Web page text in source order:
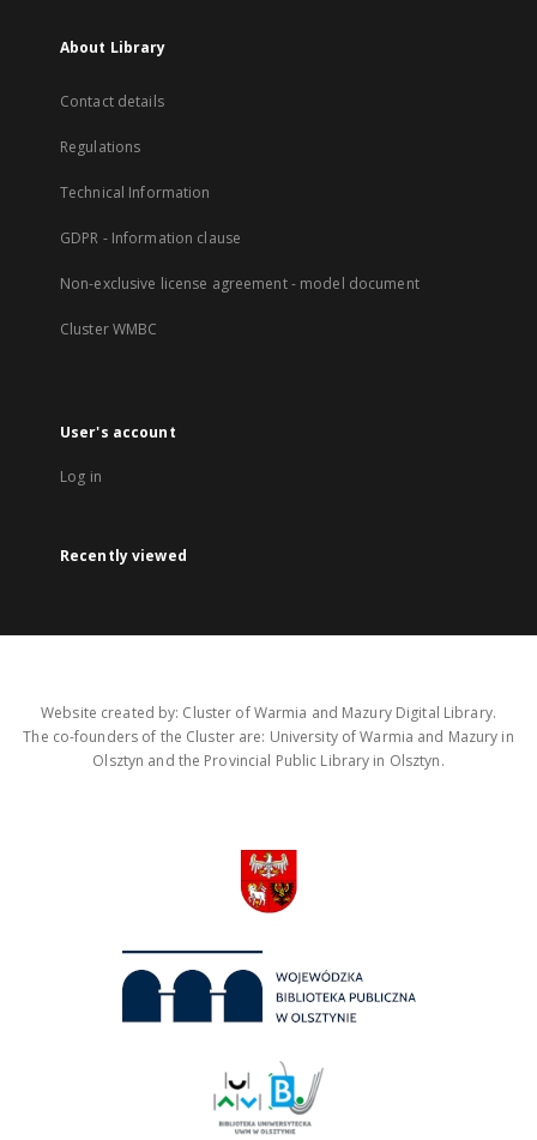
About Library
Contact details
Regulations
Technical Information
GDPR - Information clause
Non-exclusive license agreement - model document
Cluster WMBC
User's account
Log in
Recently viewed
Website created by: Cluster of Warmia and Mazury Digital Library.
The co-founders of the Cluster are: University of Warmia and Mazury in
Olsztyn and the Provincial Public Library in Olsztyn.